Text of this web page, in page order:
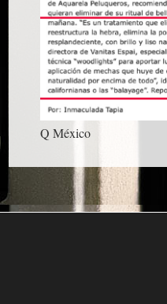
Q México